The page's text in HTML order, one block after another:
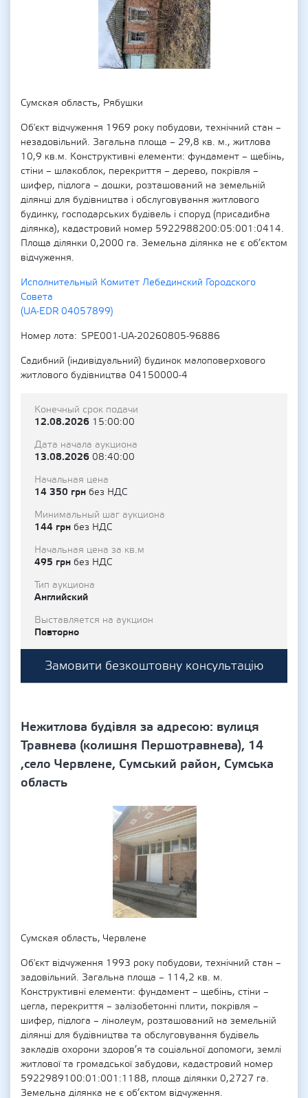
Сумская область, Рябушки
Об'єкт відчуження 1969 року побудови, технічний стан –
незадовільний. Загальна площа – 29,8 кв. м., житлова
10,9 кв.м. Конструктивні елементи: фундамент – щебінь,
стіни – шлакоблок, перекриття – дерево, покрівля –
шифер, підлога – дошки, розташований на земельній
ділянці для будівництва і обслуговування житлового
будинку, господарських будівель і споруд (присадибна
ділянка), кадастровий номер 5922988200:05:001:0414.
Площа ділянки 0,2000 га. Земельна ділянка не є об’єктом
відчуження.
Исполнительный Комитет Лебединский Городского
Совета
(UA-EDR 04057899)
Номер лота
SPE001-UA-20260805-96886
Садибний (індивідуальний) будинок малоповерхового
житлового будівництва 04150000-4
Конечный срок подачи
12.08.2026 15:00:00
Дата начала аукциона
13.08.2026 08:40:00
Начальная цена
14 350 грн без НДС
Минимальный шаг аукциона
144 грн без НДС
Начальная цена за кв.м
495 грн без НДС
Тип аукциона
Английский
Выставляется на аукцион
Повторно
Замовити безкоштовну консультацію
Нежитлова будівля за адресою: вулиця
Травнева (колишня Першотравнева), 14
,село Червлене, Сумський район, Сумська
область
Сумская область, Червлене
Об'єкт відчуження 1993 року побудови, технічний стан –
задовільний. Загальна площа – 114,2 кв. м.
Конструктивні елементи: фундамент – щебінь, стіни –
цегла, перекриття – залізобетонні плити, покрівля –
шифер, підлога – лінолеум, розташований на земельній
ділянці для будівництва та обслуговування будівель
закладів охорони здоров’я та соціальної допомоги, землі
житлової та громадської забудови, кадастровий номер
5922989100:01:001:1188, площа ділянки 0,2727 га.
Земельна ділянка не є об’єктом відчуження.